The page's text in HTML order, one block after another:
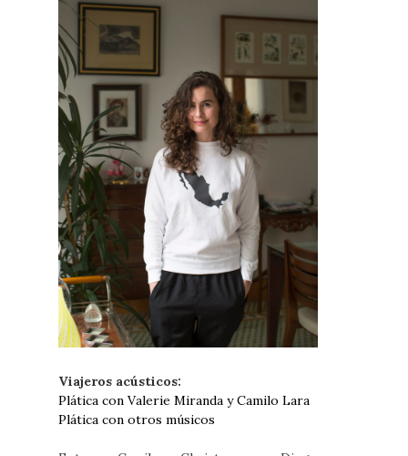
Viajeros acústicos:
Plática con Valerie Miranda y Camilo Lara
Plática con otros músicos